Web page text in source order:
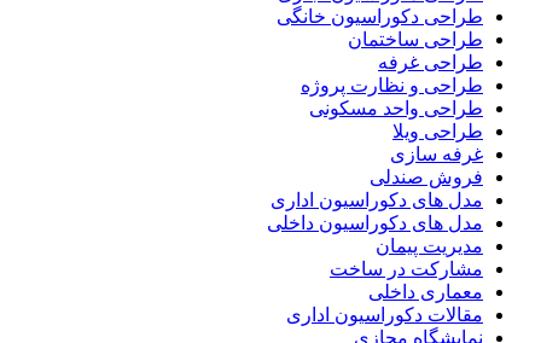
طراحی دکوراسیون خانگی
طراحی ساختمان
طراحی غرفه
طراحی و نظارت پروژه
طراحی واحد مسکونی
طراحی ویلا
غرفه سازی
فروش صندلی
مدل های دکوراسیون اداری
مدل های دکوراسیون داخلی
مدیریت پیمان
مشارکت در ساخت
معماری داخلی
مقالات دکوراسیون اداری
نمایشگاه مجازی